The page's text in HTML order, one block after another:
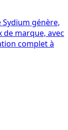
génère,
marque, avec
complet à